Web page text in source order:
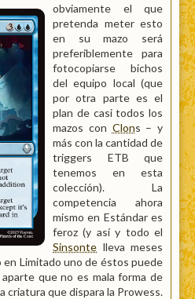
obviamente el que
pretenda meter esto
en su mazo será
preferiblemente para
fotocopiarse bichos
del equipo local (que
por otra parte es el
plan de casi todos los
mazos con Clons – y
más con la cantidad de
triggers ETB que
tenemos en esta
colección). La
competencia ahora
mismo en Estándar es
feroz (y así y todo el
Sinsonte lleva meses
en Limitado uno de éstos puede
que no es mala forma de
criatura que dispara la Prowess.